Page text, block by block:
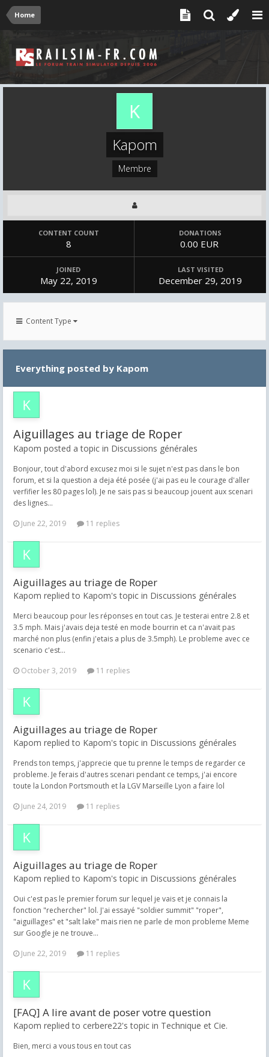
Home
Kapom
Membre
CONTENT COUNT
8
DONATIONS
0.00 EUR
JOINED
May 22, 2019
LAST VISITED
December 29, 2019
Content Type
Everything posted by Kapom
Aiguillages au triage de Roper
Kapom posted a topic in Discussions générales
Bonjour, tout d'abord excusez moi si le sujet n'est pas dans le bon
forum, et si la question a deja été posée (j'ai pas eu le courage d'aller
verfifier les 80 pages lol). Je ne sais pas si beaucoup jouent aux scenari
des lignes...
June 22, 2019
11 replies
Aiguillages au triage de Roper
Kapom replied to Kapom's topic in Discussions générales
Merci beaucoup pour les réponses en tout cas. Je testerai entre 2.8 et
3.5 mph. Mais j'avais deja testé en mode bourrin et ca n'avait pas
marché non plus (enfin j'etais a plus de 3.5mph). Le probleme avec ce
scenario c'est...
October 3, 2019
11 replies
Aiguillages au triage de Roper
Kapom replied to Kapom's topic in Discussions générales
Prends ton temps, j'apprecie que tu prenne le temps de regarder ce
probleme. Je ferais d'autres scenari pendant ce temps, j'ai encore
toute la London Portsmouth et la LGV Marseille Lyon a faire lol
June 24, 2019
11 replies
Aiguillages au triage de Roper
Kapom replied to Kapom's topic in Discussions générales
Oui c'est pas le premier forum sur lequel je vais et je connais la
fonction "rechercher" lol. J'ai essayé "soldier summit" "roper",
"aiguillages" et "salt lake" mais rien ne parle de mon probleme Meme
sur Google je ne trouve...
June 22, 2019
11 replies
[FAQ] A lire avant de poser votre question
Kapom replied to cerbere22's topic in Technique et Cie.
Bien, merci a vous tous en tout cas